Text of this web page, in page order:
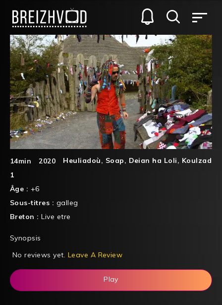
14min 2020 Heuliadoù, Soap, Deian ha Loli, Koulzad
1
Âge : +6
Sous-titres : galleg
Breton :Live etre
Synopsis
No reviews yet. Leave A Review
Play